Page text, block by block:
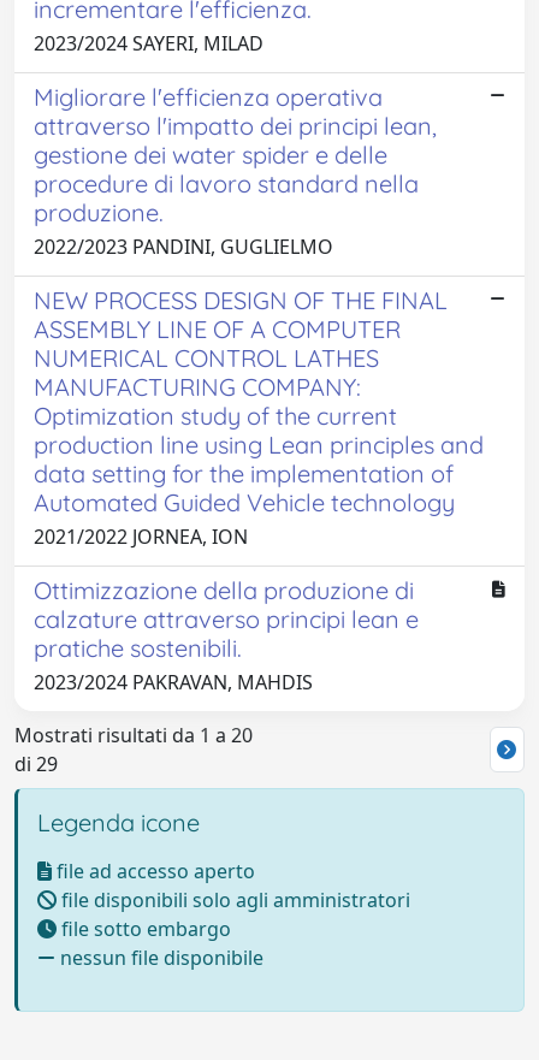
incrementare l'efficienza.
2023/2024 SAYERI, MILAD
Migliorare l'efficienza operativa
attraverso l'impatto dei principi lean,
gestione dei water spider e delle
procedure di lavoro standard nella
produzione.
2022/2023 PANDINI, GUGLIELMO
NEW PROCESS DESIGN OF THE FINAL
ASSEMBLY LINE OF A COMPUTER
NUMERICAL CONTROL LATHES
MANUFACTURING COMPANY:
Optimization study of the current
production line using Lean principles and
data setting for the implementation of
Automated Guided Vehicle technology
2021/2022 JORNEA, ION
Ottimizzazione della produzione di
calzature attraverso principi lean e
pratiche sostenibili.
2023/2024 PAKRAVAN, MAHDIS
Mostrati risultati da 1 a 20
di 29
Legenda icone
file ad accesso aperto
file disponibili solo agli amministratori
file sotto embargo
nessun file disponibile